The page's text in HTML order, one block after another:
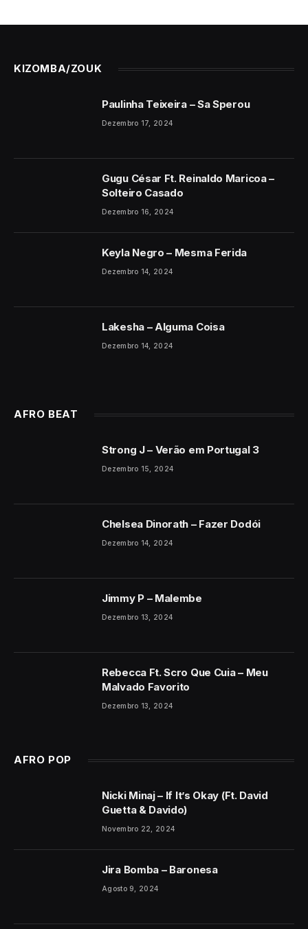
KIZOMBA/ZOUK
Paulinha Teixeira – Sa Sperou
Dezembro 17, 2024
Gugu César Ft. Reinaldo Maricoa –
Solteiro Casado
Dezembro 16, 2024
Keyla Negro – Mesma Ferida
Dezembro 14, 2024
Lakesha – Alguma Coisa
Dezembro 14, 2024
AFRO BEAT
Strong J – Verão em Portugal 3
Dezembro 15, 2024
Chelsea Dinorath – Fazer Dodói
Dezembro 14, 2024
Jimmy P – Malembe
Dezembro 13, 2024
Rebecca Ft. Scro Que Cuia – Meu
Malvado Favorito
Dezembro 13, 2024
AFRO POP
Nicki Minaj – If It’s Okay (Ft. David
Guetta & Davido)
Novembro 22, 2024
Jira Bomba – Baronesa
Agosto 9, 2024